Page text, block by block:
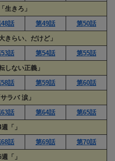
生きろ」
話 第49話
第50話
きらい、だけど」
話 第54話
第55話
しない正義」
話 第59話
第60話
ラバ 涙」
話 第64話
第65話
「」
話 第69話
第70話
「」